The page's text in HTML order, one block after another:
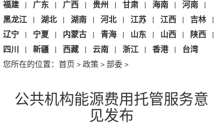
福建 | 广东 | 广西 | 贵州 | 甘肃 | 海南 | 河南 |
黑龙江 | 湖北 | 湖南 | 河北 | 江苏 | 江西 | 吉林 |
辽宁 | 宁夏 | 内蒙古 | 青海 | 山东 | 山西 | 陕西 |
四川 | 新疆 | 西藏 | 云南 | 浙江 | 香港 |
台湾
您所在的位置： 首页 > 政策 > 部委 >
公共机构能源费用托管服务意
见发布